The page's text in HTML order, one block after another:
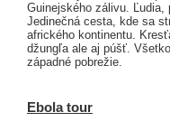
Guinejského zálivu.
Jedinečná cesta, kde sa
afrického kontinentu.
džungľa ale aj púšť.
západné pobrežie.
Ebola tour